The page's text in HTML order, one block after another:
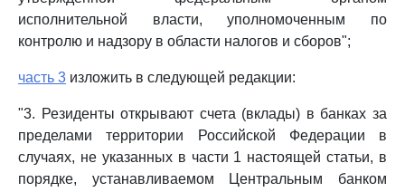
исполнительной власти, уполномоченным по
контролю и надзору в области налогов и сборов";
часть 3 изложить в следующей редакции:
"3. Резиденты открывают счета (вклады) в банках за
пределами территории Российской Федерации в
случаях, не указанных в части 1 настоящей статьи, в
порядке, устанавливаемом Центральным банком